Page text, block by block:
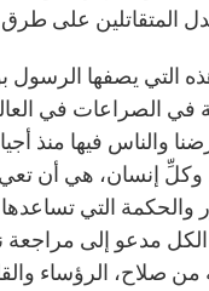
التي يصفها
في الصراعات في
والناس فيها منذ
وكلِّ إنسان، هي أن
والحكمة التي
مدعو إلى
من صلاح، الرؤساء